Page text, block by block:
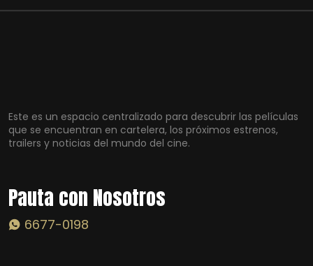
Este es un espacio centralizado para descubrir las películas
que se encuentran en cartelera, los próximos estrenos,
trailers y noticias del mundo del cine.
Pauta con Nosotros
6677-0198